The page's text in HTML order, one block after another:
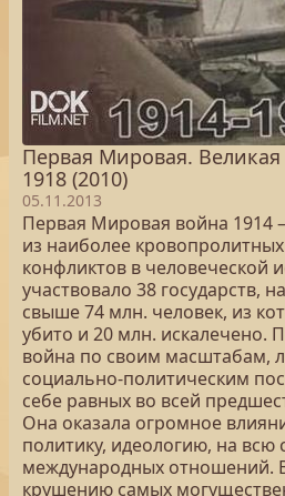
Первая Мировая.
1918 (2010)
05.11.2013
Первая Мировая война 1914
из наиболее
конфликтов в человеческой
участвовало 38 государств,
свыше 74 млн. человек, из
убито и 20 млн. искалечено.
война по своим масштабам,
социально-политическим
себе равных во всей
Она оказала огромное
политику, идеологию, на всю
международных отношений.
крушению самых